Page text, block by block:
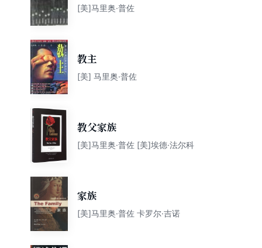
田里的守望者19
[美]马里奥·普佐
教主
[美] 马里奥·普佐
教父家族
[美]马里奥·普佐 [美]埃德·法尔科
家族
[美]马里奥·普佐 卡罗尔·吉诺